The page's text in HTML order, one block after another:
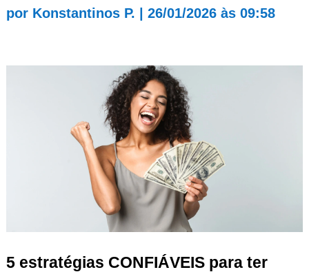
por Konstantinos P. 26/01/2026 às 09:58
5 estratégias CONFIÁVEIS para ter